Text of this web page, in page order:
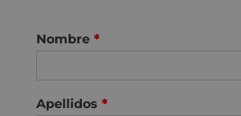
Nombre *
Apellidos *